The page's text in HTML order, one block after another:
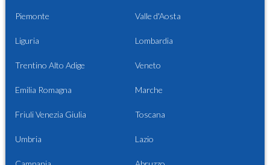
Piemonte Valle d'Aosta
Liguria Lombardia
Trentino Alto Adige Veneto
Emilia Romagna Marche
Friuli Venezia Giulia Toscana
Umbria Lazio